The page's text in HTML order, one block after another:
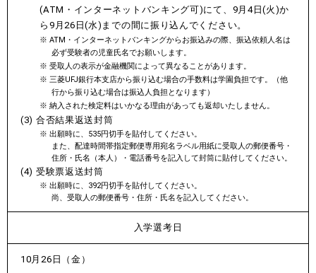
(ATM・インターネットバンキング可)にて、9月4日(火)か
ら9月26日(水)までの間に振り込んでください。
ATM・インターネットバンキングからお振込みの際、振込依頼人名は
必ず受験者の児童氏名でお願いします。
受取人の表示が金融機関によって異なることがあります。
三菱UFJ銀行本支店から振り込む場合の手数料は学園負担です。（他
行から振り込む場合は振込人負担となります）
納入された検定料はいかなる理由があっても返却いたしません。
(3) 合否結果返送封筒
出願時に、535円切手を貼付してください。
また、配達時間帯指定郵便専用宛名ラベル用紙に受取人の郵便番号・
住所・氏名（本人）・電話番号を記入して封筒に貼付してください。
(4) 受験票返送封筒
出願時に、392円切手を貼付してください。
尚、受取人の郵便番号・住所・氏名を記入してください。
入学選考日
10月26日（金）